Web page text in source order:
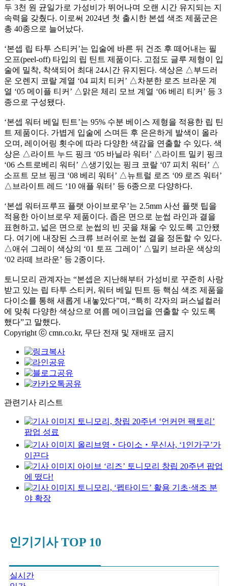
두 3천 원 균일가로 가성비가 뛰어나며 오랜 시간 유지되는 지
속력을 갖췄다. 이로써 2024년 첫 출시한 본셉 색조 제품군은
총 40종으로 늘어났다.
‘본셉 립 타투 스티커’는 입술에 바른 뒤 건조 후 떼어내는 필
오프(peel-off) 타입의 립 틴트 제품이다. 고점도 글루 제형이 입
술에 밀착, 착색되어 최대 24시간 유지된다. 색상은 △부드러
운 오렌지 코랄 계열 ‘04 피치 티커’ △차분한 로즈 브라운 계
열 ‘05 메이플 티커’ △맑은 체리 모브 계열 ‘06 베리 티커’ 등 3
종으로 구성됐다.
‘본셉 워터 베일 틴트’는 95% 수분 베이스 제형을 적용한 립 틴
트 제품이다. 가볍게 입술에 스며든 후 은은하게 발색이 올라
오며, 레이어링 횟수에 따라 다양한 색감을 연출할 수 있다. 색
상은 △라이트 누드 핑크 ‘05 바닐라 워터’ △라이트 밀키 핑크
‘06 스트로베리 워터’ △생기있는 핑크 코랄 ‘07 피치 워터’ △
소프트 모브 핑크 ‘08 베리 워터’ △뉴트럴 로즈 ‘09 로즈 워터’
△브라이트 레드 ‘10 애플 워터’ 등 6종으로 다양하다.
‘본셉 워터프루프 플랫 아이브로우’는 2.5mm 사선 플랫 팁을
적용한 아이브로우 제품이다. 좁은 면으로 눈썹 라인과 결을
표현하고, 넓은 면으로 눈썹의 빈 곳을 채울 수 있도록 고안됐
다. 여기에 내장된 스크류 브러쉬로 눈썹 결을 정돈할 수 있다.
△애쉬 그레이 색상의 ‘01 토프 그레이’ △밀키 브라운 색상의
‘02 라떼 브라운’ 등 2종이다.
토니모리 관계자는 “본셉은 지난해부터 가성비로 꾸준히 사랑
받고 있는 립 타투 스티커, 워터 베일 틴트 등 핵심 색조 제품을
다이소를 통해 새롭게 내놓았다”며, “특히 각자의 퍼스널컬러
에 맞춰 다양한 색상으로 여름 메이크업을 연출할 수 있도록
했다”고 말했다.
Copyright ⓒ cmn.co.kr, 무단 전재 및 재배포 금지
관련기사 리스트
토니모리, 창립 20주년 ‘언커먼 팩토리’
팝업 성료
올리브영‧다이소‧무신사, ‘1인가구’가
이끈다
아이브 ‘리즈’ 토니모리 창립 20주년 팝업
에 떴다!
토니모리, ‘펩타이드’ 활용 기초·색조 분
야 확장
인기기사 TOP 10
실시간